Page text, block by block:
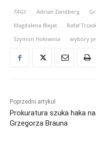
TAGI: Adrian Zandberg
Magdalena Biejat
Rafał
Szymon Hołownia
wybory
Poprzedni artykuł
Prokuratura szuka haka na
Grzegorza Brauna